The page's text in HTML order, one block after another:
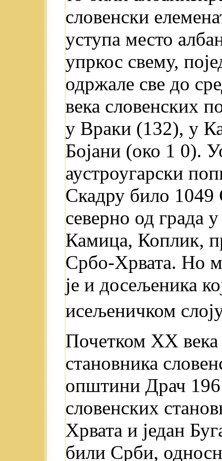
словенски
уступа место
упркос свему,
одржале све до
века словенских
у Враки (132), у
Бојани (око 1 0).
аустроугарски
Скадру било 1049
северно од
Камица, Коплик,
Србо-Хрвата. Но
je и досељеника
исељеничком
Почетком XX
становника
општини Драч
словенских
Хрвата и један
били Срби,